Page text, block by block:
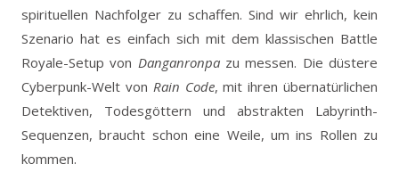
spirituellen Nachfolger zu schaffen. Sind wir ehrlich, kein
Szenario hat es einfach sich mit dem klassischen Battle
Royale-Setup von Danganronpazu messen. Die düstere
Cyberpunk-Welt von Rain Code, mit ihren übernatürlichen
Detektiven, Todesgöttern und abstrakten Labyrinth-
Sequenzen, braucht schon eine Weile, um ins Rollen zu
kommen.